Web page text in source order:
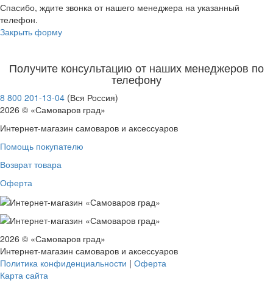
Спасибо, ждите звонка от нашего менеджера на указанный
телефон.
Закрыть форму
Получите консультацию от наших менеджеров по
телефону
8 800 201-13-04 (Вся Россия)
2026 © «Самоваров град»
Интернет-магазин самоваров и аксессуаров
Помощь покупателю
Возврат товара
Оферта
2026 © «Самоваров град»
Интернет-магазин самоваров и аксессуаров
Политика конфиденциальности | Оферта
Карта сайта